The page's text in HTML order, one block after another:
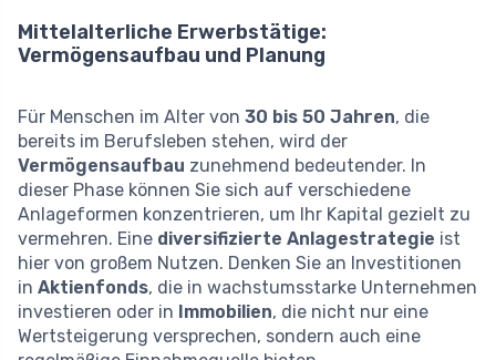
Mittelalterliche Erwerbstätige:
Vermögensaufbau und Planung
Für Menschen im Alter von 30 bis 50 Jahren, die
bereits im Berufsleben stehen, wird der
Vermögensaufbau zunehmend bedeutender. In
dieser Phase können Sie sich auf verschiedene
Anlageformen konzentrieren, um Ihr Kapital gezielt zu
vermehren. Eine diversifizierte Anlagestrategie ist
hier von großem Nutzen. Denken Sie an Investitionen
in Aktienfonds, die in wachstumsstarke Unternehmen
investieren oder in Immobilien, die nicht nur eine
Wertsteigerung versprechen, sondern auch eine